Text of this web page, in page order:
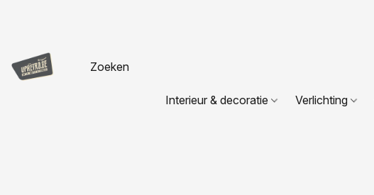
Interieur & decoratie Verlichting